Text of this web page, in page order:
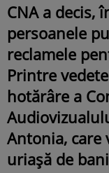
CNA a decis,
persoanele
reclamele
Printre
hotărâre a
Antonia, care
uriașă de